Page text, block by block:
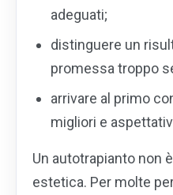
adeguati;
distinguere un
promessa troppo
arrivare al primo
migliori e
Un autotrapianto non
estetica. Per molte